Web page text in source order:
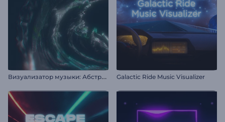
В
изуализатор музыки: Абстрактный вихрь Galactic Ride Music Visualizer